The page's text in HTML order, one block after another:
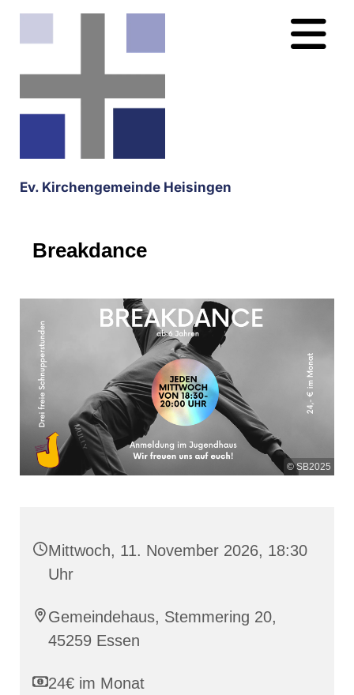
Ev. Kirchengemeinde Heisingen
Breakdance
© SB2025
Mittwoch, 11. November 2026, 18:30
Uhr
Gemeindehaus, Stemmering 20,
45259 Essen
24€ im Monat